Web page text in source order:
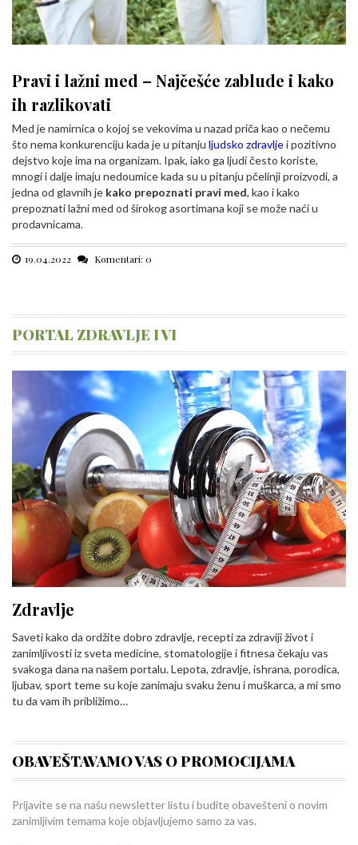
Pravi i lažni med – Najčešće zablude i kako
ih razlikovati
Med je namirnica o kojoj se vekovima u nazad priča kao o nečemu
što nema konkurenciju kada je u pitanju ljudsko zdravljei pozitivno
dejstvo koje ima na organizam. Ipak, iako ga ljudi često koriste,
mnogi i dalje imaju nedoumice kada su u pitanju pčelinji proizvodi, a
jedna od glavnih je kako prepoznati pravi med, kao i kako
prepoznati lažni med od širokog asortimana koji se može naći u
prodavnicama.
19.04.2022 Komentari: 0
PORTAL ZDRAVLJE I VI
Zdravlje
Saveti kako da ordžite dobro zdravlje, recepti za zdraviji život i
zanimljivosti iz sveta medicine, stomatologije i fitnesa čekaju vas
svakoga dana na našem portalu. Lepota, zdravlje, ishrana, porodica,
ljubav, sport teme su koje zanimaju svaku ženu i muškarca, a mi smo
tu da vam ih približimo…
OBAVEŠTAVAMO VAS O PROMOCIJAMA
Prijavite se na našu newsletter listu i budite obavešteni o novim
zanimljivim temama koje objavljujemo samo za vas.